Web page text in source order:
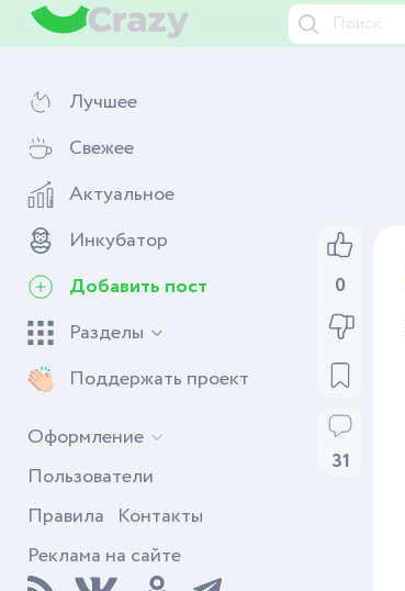
Лучшее
Свежее
Актуальное
Инкубатор
Добавить пост
Разделы
Поддержать проект
Оформление
Пользователи
Правила Контакты
Реклама на сайте
0
31